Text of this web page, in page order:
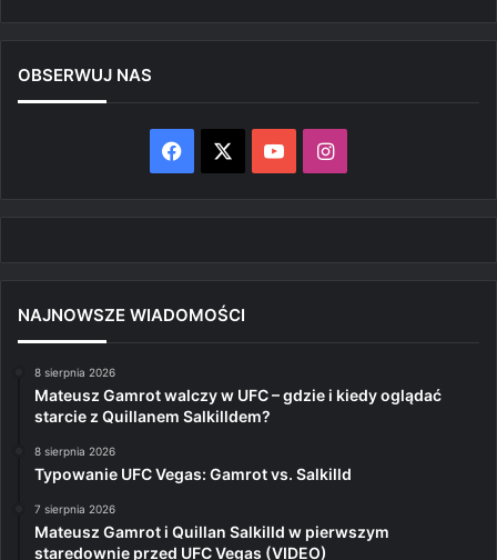
OBSERWUJ NAS
Facebook YouTubeInstagram
NAJNOWSZE WIADOMOŚCI
8 sierpnia 2026
Mateusz Gamrot walczy w UFC – gdzie i kiedy oglądać
starcie z Quillanem Salkilldem?
8 sierpnia 2026
Typowanie UFC Vegas: Gamrot vs. Salkilld
7 sierpnia 2026
Mateusz Gamrot i Quillan Salkilld w pierwszym
staredownie przed UFC Vegas (VIDEO)